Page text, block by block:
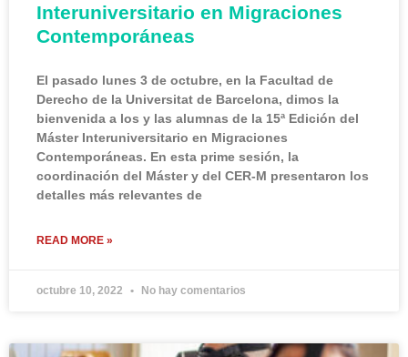
Interuniversitario en Migraciones
Contemporáneas
El pasado lunes 3 de octubre, en la Facultad de
Derecho de la Universitat de Barcelona, dimos la
bienvenida a los y las alumnas de la 15ª Edición del
Máster Interuniversitario en Migraciones
Contemporáneas. En esta prime sesión, la
coordinación del Máster y del CER-M presentaron los
detalles más relevantes de
READ MORE »
octubre 10, 2022 No hay comentarios